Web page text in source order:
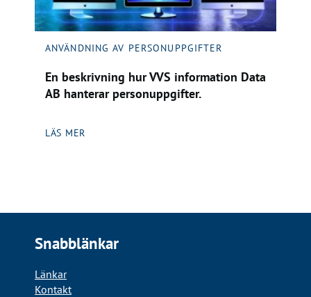
ANVÄNDNING AV PERSONUPPGIFTER
En beskrivning hur VVS information Data
AB hanterar personuppgifter.
LÄS MER
Snabblänkar
Länkar
Kontakt